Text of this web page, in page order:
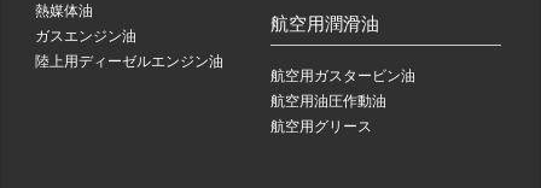
熱媒体油
ガスエンジン油
陸上用ディーゼルエンジン油
航空用潤滑油
航空用ガスタービン油
航空用油圧作動油
航空用グリース